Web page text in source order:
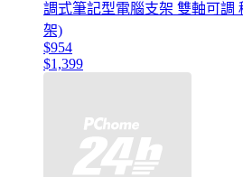
調式筆記型電腦支架 雙軸可調
架)
$954
$1,399